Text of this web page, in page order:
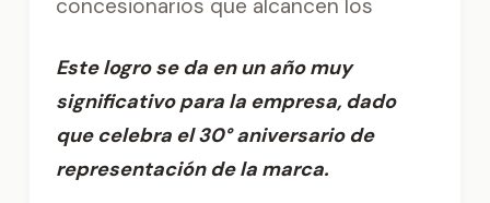
concesionarios que alcancen los
Este logro se da en un año muy
significativo para la empresa, dado
que celebra el 30° aniversario de
representación de la marca.